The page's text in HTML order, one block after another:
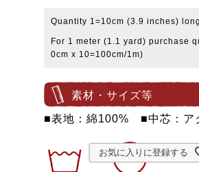
Quantity 1=10cm (3.9 inches) long
For 1 meter (1.1 yard) purchase
0cm x 10=100cm/1m)
素材・サイズ等
■表地：綿100% ■中芯：ア
お気に入りに登録する